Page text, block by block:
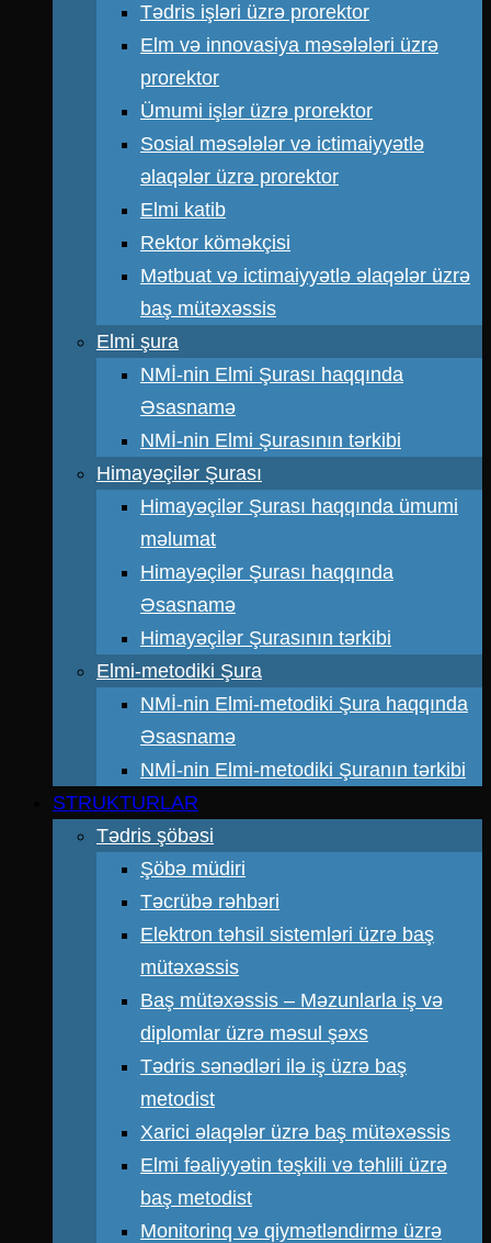
Tədris işləri üzrə prorektor
Elm və innovasiya məsələləri üzrə
prorektor
Ümumi işlər üzrə prorektor
Sosial məsələlər və ictimaiyyətlə
əlaqələr üzrə prorektor
Elmi katib
Rektor köməkçisi
Mətbuat və ictimaiyyətlə əlaqələr üzrə
baş mütəxəssis
Elmi şura
NMİ-nin Elmi Şurası haqqında
Əsasnamə
NMİ-nin Elmi Şurasının tərkibi
Himayəçilər Şurası
Himayəçilər Şurası haqqında ümumi
məlumat
Himayəçilər Şurası haqqında
Əsasnamə
Himayəçilər Şurasının tərkibi
Elmi-metodiki Şura
NMİ-nin Elmi-metodiki Şura haqqında
Əsasnamə
NMİ-nin Elmi-metodiki Şuranın tərkibi
STRUKTURLAR
Tədris şöbəsi
Şöbə müdiri
Təcrübə rəhbəri
Elektron təhsil sistemləri üzrə baş
mütəxəssis
Baş mütəxəssis – Məzunlarla iş və
diplomlar üzrə məsul şəxs
Tədris sənədləri ilə iş üzrə baş
metodist
Xarici əlaqələr üzrə baş mütəxəssis
Elmi fəaliyyətin təşkili və təhlili üzrə
baş metodist
Monitorinq və qiymətləndirmə üzrə